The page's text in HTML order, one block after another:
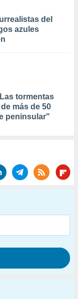
del
azules
tormentas
más de 50
peninsular"